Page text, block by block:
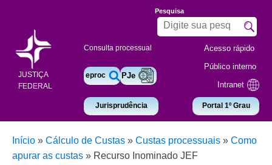
JUSTIÇA
FEDERAL
Consulta processual
eproc PJe
Jurisprudência
Pesquisa
Acesso rápido
Público interno
Intranet
Portal 1º Grau
Início » Cálculo de Custas » Custas processuais » Como
apurar as custas » Recurso Inominado JEF